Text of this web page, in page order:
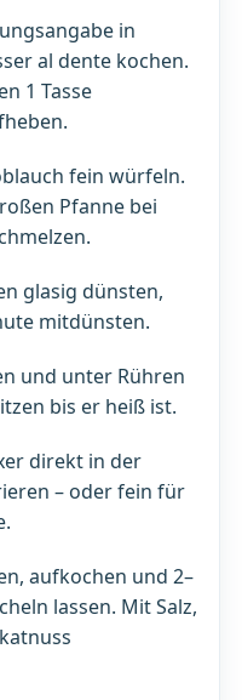
in
al dente kochen.
1 Tasse
fein würfeln.
Pfanne bei
glasig dünsten,
mitdünsten.
und unter Rühren
bis er heiß ist.
direkt in der
– oder fein für
aufkochen und 2–
lassen. Mit Salz,